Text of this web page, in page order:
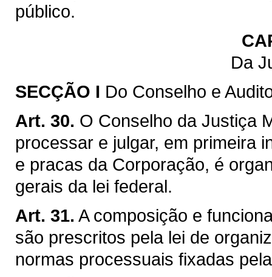
público.
Da
SECÇÃO I Do Conselho e
Art. 30. O Conselho da Justiça
processar e julgar, em primeira
e pracas da Corporação, é
gerais da lei federal.
Art. 31. A composição e
são prescritos pela lei de
normas processuais fixadas